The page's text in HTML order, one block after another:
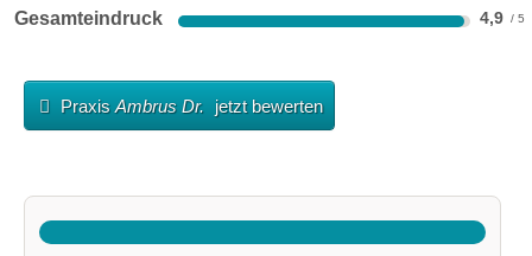
Gesamteindruck 4,9
Praxis Ambrus Dr. jetzt bewerten